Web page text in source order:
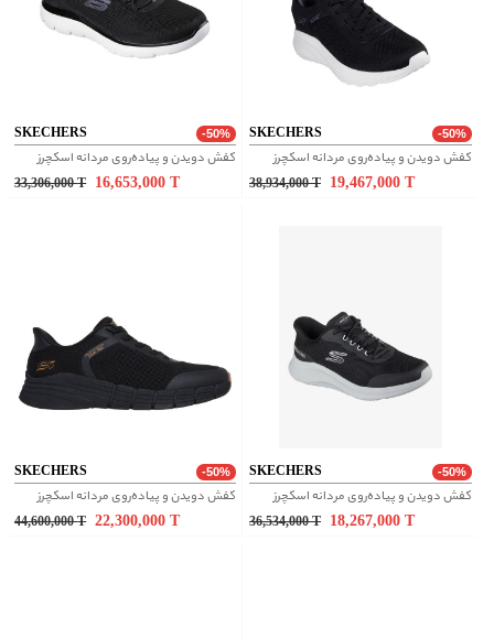
SKECHERS -50%
کفش دویدن و پیاده‌روی مردانه اسکچرز
33,306,000 T 16,653,000
SKECHERS -50%
کفش دویدن و پیاده‌روی مردانه اسکچرز
38,934,000 T 19,467,000
SKECHERS -50%
کفش دویدن و پیاده‌روی مردانه اسکچرز
44,600,000 T 22,300,000
SKECHERS -50%
کفش دویدن و پیاده‌روی مردانه اسکچرز
36,534,000 T 18,267,000